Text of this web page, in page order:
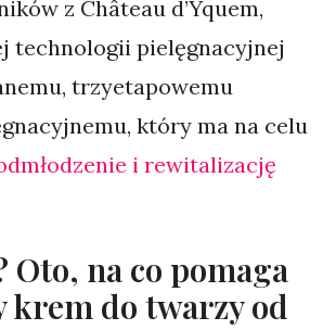
z Château d’Yquem,
technologii pielęgnacyjnej
trzyetapowemu
który ma na celu
i rewitalizację
Oto, na co pomaga
krem do twarzy od